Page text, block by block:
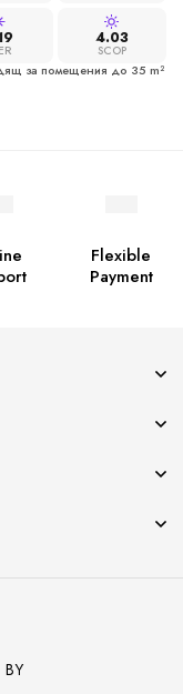
4.03
SCOP
за помещения до 35 m²
Flexible
Payment